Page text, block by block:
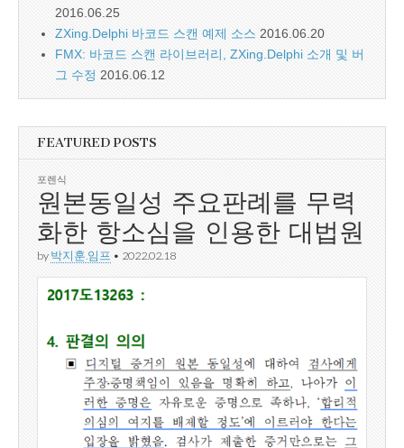
2016.06.25
ZXing.Delphi 바코드 스캔 예제 소스 2016.06.20
FMX: 바코드 스캔 라이브러리, ZXing.Delphi 소개 및 버
그 수정 2016.06.12
FEATURED POSTS
포렌식
원본동일성 주요판례를 무력
화한 항소심을 인용한 대법원
by 박지훈.임프 • 2022.02.18